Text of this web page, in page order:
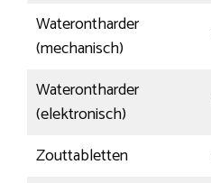
Waterontharder
(mechanisch)
Waterontharder
(elektronisch)
Zouttabletten